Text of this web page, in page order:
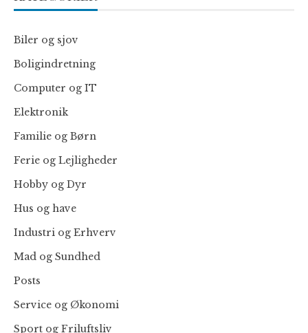
Biler og sjov
Boligindretning
Computer og IT
Elektronik
Familie og Børn
Ferie og Lejligheder
Hobby og Dyr
Hus og have
Industri og Erhverv
Mad og Sundhed
Posts
Service og Økonomi
Sport og Friluftsliv